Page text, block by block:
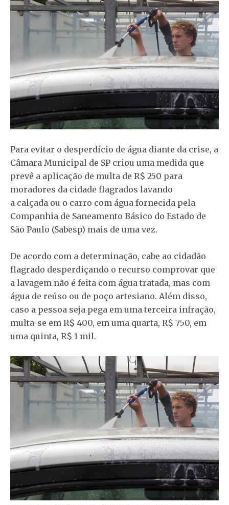
Para evitar o desperdício de água diante da crise, a
Câmara Municipal de SP criou uma medida que
prevê a aplicação de multa de R$ 250 para
moradores da cidade flagrados lavando
a calçada ou o carro com água fornecida pela
Companhia de Saneamento Básico do Estado de
São Paulo (Sabesp) mais de uma vez.
De acordo com a determinação, cabe ao cidadão
flagrado desperdiçando o recurso comprovar que
a lavagem não é feita com água tratada, mas com
água de reúso ou de poço artesiano. Além disso,
caso a pessoa seja pega em uma terceira infração,
multa-se em R$ 400, em uma quarta, R$ 750, em
uma quinta, R$ 1 mil.